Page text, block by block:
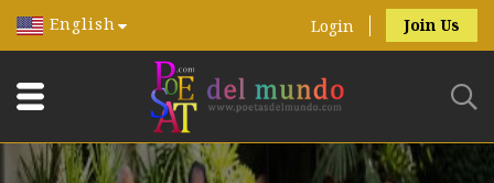
English Login Join Us